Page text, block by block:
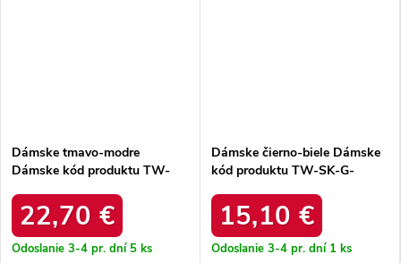
Dámske tmavo-modre
Dámske kód produktu TW-
22,70 €
Odoslanie 3-4 pr. dní 5 ks
Dámske čierno-biele Dámske
kód produktu TW-SK-G-
15,10 €
Odoslanie 3-4 pr. dní 1 ks